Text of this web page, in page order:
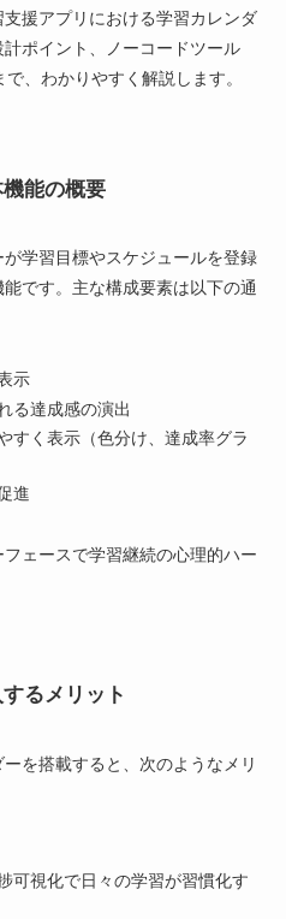
援アプリにおける学習カレンダ
ポイント、ノーコードツール
、わかりやすく解説します。
能の概要
学習目標やスケジュールを登録
です。主な構成要素は以下の通
示
る達成感の演出
すく表示（色分け、達成率グラ
進
ェースで学習継続の心理的ハー
るメリット
を搭載すると、次のようなメリ
可視化で日々の学習が習慣化す